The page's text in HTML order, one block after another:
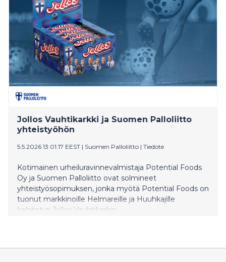
Jollos Vauhtikarkki ja Suomen Palloliitto
yhteistyöhön
5.5.2026 13:01:17 EEST | Suomen Palloliitto | Tiedote
Kotimainen urheiluravinnevalmistaja Potential Foods
Oy ja Suomen Palloliitto ovat solmineet
yhteistyösopimuksen, jonka myötä Potential Foods on
tuonut markkinoille Helmareille ja Huuhkajille
kehitetyn Jollos Vauhtikarkin.